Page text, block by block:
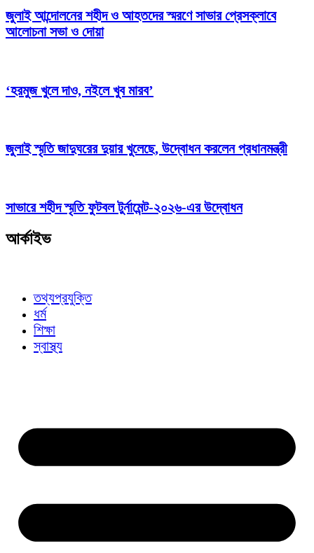
জুলাই আন্দোলনের শহীদ ও আহতদের স্মরণে সাভার প্রেসক্লাবে
আলোচনা সভা ও দোয়া
‘হরমুজ খুলে দাও, নইলে খুব মারব’
জুলাই স্মৃতি জাদুঘরের দুয়ার খুলেছে, উদ্বোধন করলেন প্রধানমন্ত্রী
সাভারে শহীদ স্মৃতি ফুটবল টুর্নামেন্ট-২০২৬-এর উদ্বোধন
আর্কাইভ
তথ্যপ্রযুক্তি
ধর্ম
শিক্ষা
স্বাস্থ্য